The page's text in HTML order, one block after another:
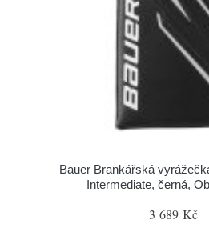
Bauer Brankářská
Intermediate, černá,
3 689 Kč